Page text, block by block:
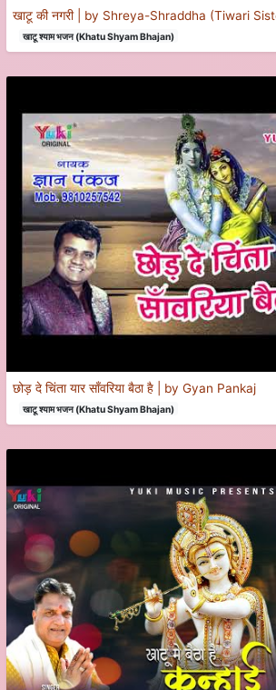
खाटू की नगरी | by Shreya-Shraddha (Tiwari
खाटू श्याम भजन (Khatu Shyam Bhajan)
छोड़ दे चिंता यार साँवरिया बैठा है | by Gyan Pankaj
खाटू श्याम भजन (Khatu Shyam Bhajan)